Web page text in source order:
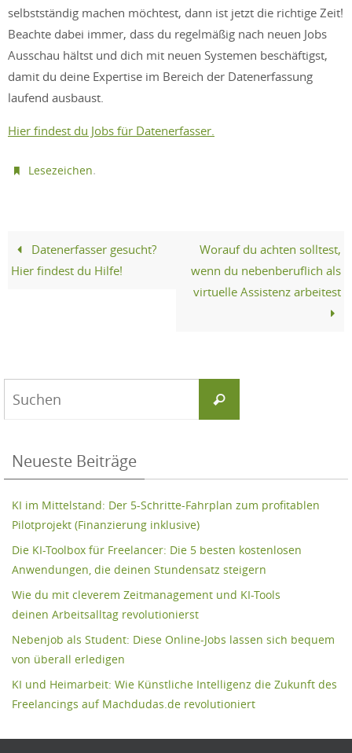
selbstständig machen möchtest, dann ist jetzt die richtige Zeit!
Beachte dabei immer, dass du regelmäßig nach neuen Jobs
Ausschau hältst und dich mit neuen Systemen beschäftigst,
damit du deine Expertise im Bereich der Datenerfassung
laufend ausbaust.
Hier findest du Jobs für Datenerfasser.
Lesezeichen.
Datenerfasser gesucht?
Hier findest du Hilfe!
Worauf du achten solltest,
wenn du nebenberuflich als
virtuelle Assistenz arbeitest
Suchen
Neueste Beiträge
KI im Mittelstand: Der 5-Schritte-Fahrplan zum profitablen
Pilotprojekt (Finanzierung inklusive)
Die KI-Toolbox für Freelancer: Die 5 besten kostenlosen
Anwendungen, die deinen Stundensatz steigern
Wie du mit cleverem Zeitmanagement und KI-Tools
deinen Arbeitsalltag revolutionierst
Nebenjob als Student: Diese Online-Jobs lassen sich bequem
von überall erledigen
KI und Heimarbeit: Wie Künstliche Intelligenz die Zukunft des
Freelancings auf Machdudas.de revolutioniert